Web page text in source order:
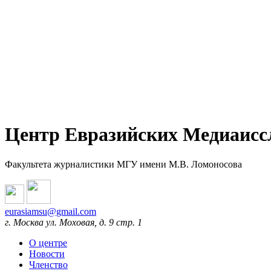
Центр Евразийских
Факультета журналистики МГУ имени М.В. Ломоносова
eurasiamsu@gmail.com
г. Москва ул. Моховая, д. 9 стр. 1
О центре
Новости
Членство